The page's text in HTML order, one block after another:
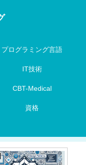
プログラミング言語
IT技術
CBT-Medical
資格